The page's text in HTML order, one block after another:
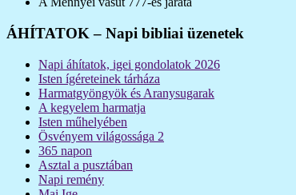
ÁHÍTATOK – Napi bibliai üzenetek
Napi áhítatok, igei gondolatok 2026
Isten ígéreteinek tárháza
Harmatgyöngyök és Aranysugarak
A kegyelem harmatja
Isten műhelyében
Ösvényem világossága 2
365 napon
Asztal a pusztában
Napi remény